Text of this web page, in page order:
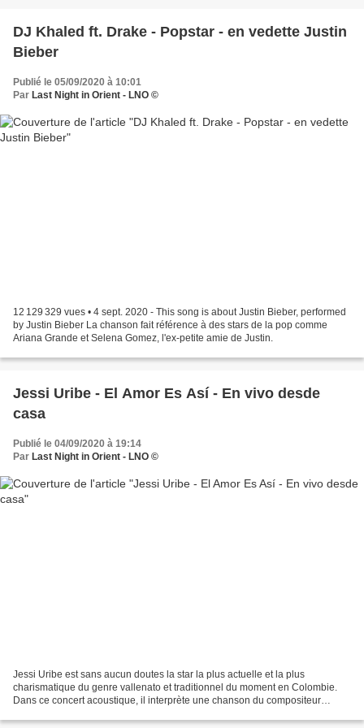
DJ Khaled ft. Drake - Popstar - en vedette Justin
Bieber
Publié le 05/09/2020 à 10:01
Par Last Night in Orient - LNO ©
12 129 329 vues • 4 sept. 2020 - This song is about Justin Bieber, performed
by Justin Bieber La chanson fait référence à des stars de la pop comme
Ariana Grande et Selena Gomez, l'ex-petite amie de Justin.
Jessi Uribe - El Amor Es Así - En vivo desde
casa
Publié le 04/09/2020 à 19:14
Par Last Night in Orient - LNO ©
Jessi Uribe est sans aucun doutes la star la plus actuelle et la plus
charismatique du genre vallenato et traditionnel du moment en Colombie.
Dans ce concert acoustique, il interprète une chanson du compositeur